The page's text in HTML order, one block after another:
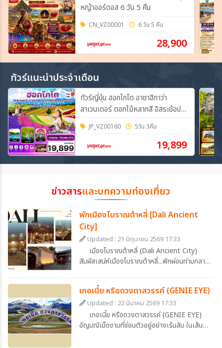
หญ้าออร์ดอส 6 วัน 5 คืน
CN_VZ00001 6 วัน 5 คืน
28,900
ทัวร์แนะนำประจำเดือน
ทัวร์ญี่ปุ่น ฮอกไกโด อาซาฮิกาว่า
ลาเวนเดอร์ ดอกไม้หลากสี อิสระช้อปปิ้ง
5วัน 3คืน (VZ)
JP_VZ00160 5วัน 3คืน
19,899
ข่าวสารและบทความท่องเที่ยว
พักเมืองโบราณต้าหลี่ [Dali Ancient
City]
Updated : 21 มิถุนายน 2569 17:33
เมืองโบราณต้าหลี่ (Dali Ancient City)
สัมผัสเสน่ห์เมืองโบราณต้าหลี่...พักผ่อนท่ามกลาง
เกอเนี๋ย หรือดวงตาสวรรค์ (GENIE EYE)
Updated : 22 มีนาคม 2569 17:33
เกอเนี๋ย หรือดวงตาสวรรค์ (GENIE EYE)
อัญมณีเม็ดงามที่ซ่อนตัวอยู่อย่างเร้นลับ ในเส้น